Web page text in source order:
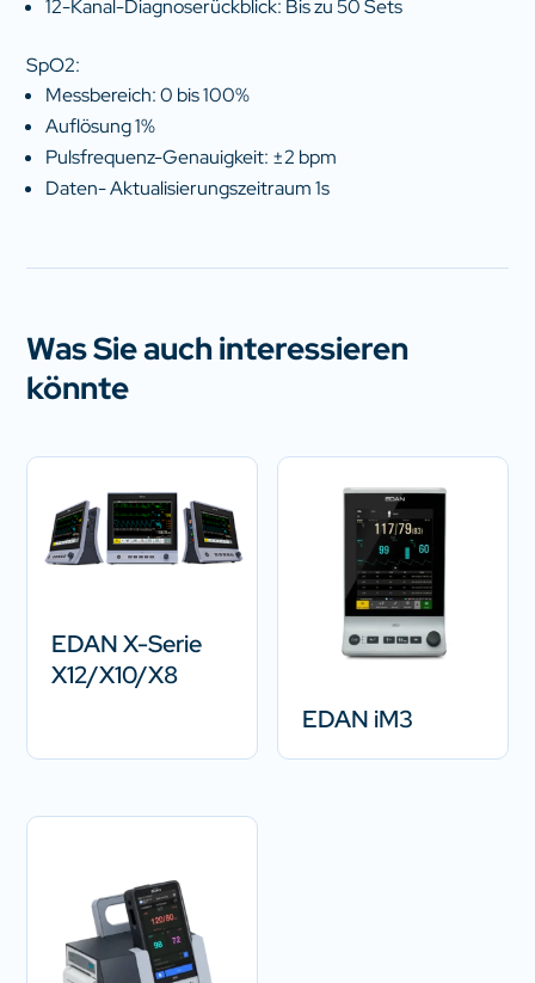
12-Kanal-Diagnoserückblick: Bis zu 50 Sets
SpO2:
Messbereich: 0 bis 100%
Auflösung 1%
Pulsfrequenz-Genauigkeit: ±2 bpm
Daten- Aktualisierungszeitraum 1s
Was Sie auch interessieren
könnte
EDAN X-Serie
X12/X10/X8
EDAN iM3